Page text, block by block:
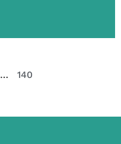
… 140